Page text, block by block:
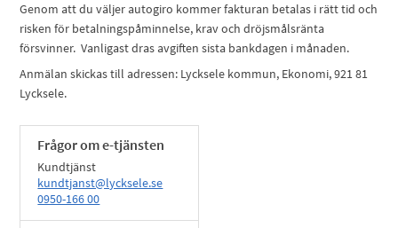
Genom att du väljer autogiro kommer fakturan betalas i rätt tid och
risken för betalningspåminnelse, krav och dröjsmålsränta
försvinner. Vanligast dras avgiften sista bankdagen i månaden.
Anmälan skickas till adressen: Lycksele kommun, Ekonomi, 921 81
Lycksele.
Frågor om e-tjänsten
Kundtjänst
kundtjanst@lycksele.se
0950-166 00